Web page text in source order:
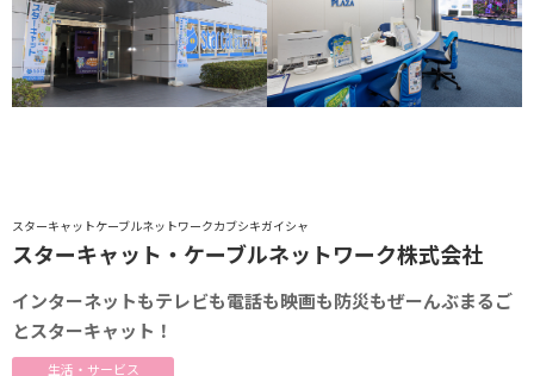
スターキャットケーブルネットワークカブシキガイシャ
スターキャット・ケーブルネットワーク株式会社
インターネットもテレビも電話も映画も防災もぜーんぶまるご
とスターキャット！
生活・サービス